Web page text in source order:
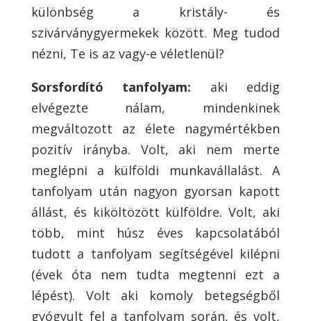
különbség a kristály- és
szivárványgyermekek között. Meg tudod
nézni, Te is az vagy-e véletlenül?
Sorsfordító tanfolyam: aki eddig
elvégezte nálam, mindenkinek
megváltozott az élete nagymértékben
pozitív irányba. Volt, aki nem merte
meglépni a külföldi munkavállalást. A
tanfolyam után nagyon gyorsan kapott
állást, és kiköltözött külföldre. Volt, aki
több, mint húsz éves kapcsolatából
tudott a tanfolyam segítségével kilépni
(évek óta nem tudta megtenni ezt a
lépést). Volt aki komoly betegségből
gyógyult fel a tanfolyam során, és volt,